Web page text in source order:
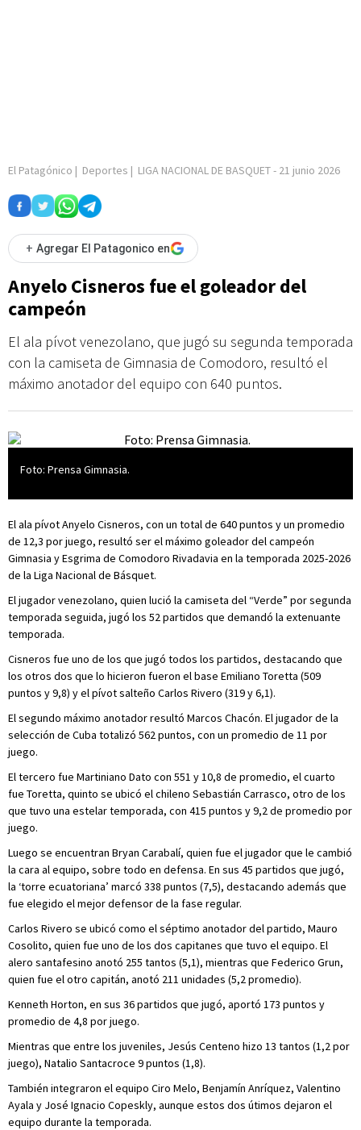
El Patagónico | Deportes | LIGA NACIONAL DE BASQUET- 21 junio 2026
+ Agregar El Patagonico en
Anyelo Cisneros fue el goleador del
campeón
El ala pívot venezolano, que jugó su segunda temporada
con la camiseta de Gimnasia de Comodoro, resultó el
máximo anotador del equipo con 640 puntos.
Foto: Prensa Gimnasia.
El ala pívot Anyelo Cisneros, con un total de 640 puntos y un promedio
de 12,3 por juego, resultó ser el máximo goleador del campeón
Gimnasia y Esgrima de Comodoro Rivadavia en la temporada 2025-2026
de la Liga Nacional de Básquet.
El jugador venezolano, quien lució la camiseta del “Verde” por segunda
temporada seguida, jugó los 52 partidos que demandó la extenuante
temporada.
Cisneros fue uno de los que jugó todos los partidos, destacando que
los otros dos que lo hicieron fueron el base Emiliano Toretta (509
puntos y 9,8) y el pívot salteño Carlos Rivero (319 y 6,1).
El segundo máximo anotador resultó Marcos Chacón. El jugador de la
selección de Cuba totalizó 562 puntos, con un promedio de 11 por
juego.
El tercero fue Martiniano Dato con 551 y 10,8 de promedio, el cuarto
fue Toretta, quinto se ubicó el chileno Sebastián Carrasco, otro de los
que tuvo una estelar temporada, con 415 puntos y 9,2 de promedio por
juego.
Luego se encuentran Bryan Carabalí, quien fue el jugador que le cambió
la cara al equipo, sobre todo en defensa. En sus 45 partidos que jugó,
la ‘torre ecuatoriana’ marcó 338 puntos (7,5), destacando además que
fue elegido el mejor defensor de la fase regular.
Carlos Rivero se ubicó como el séptimo anotador del partido, Mauro
Cosolito, quien fue uno de los dos capitanes que tuvo el equipo. El
alero santafesino anotó 255 tantos (5,1), mientras que Federico Grun,
quien fue el otro capitán, anotó 211 unidades (5,2 promedio).
Kenneth Horton, en sus 36 partidos que jugó, aportó 173 puntos y
promedio de 4,8 por juego.
Mientras que entre los juveniles, Jesús Centeno hizo 13 tantos (1,2 por
juego), Natalio Santacroce 9 puntos (1,8).
También integraron el equipo Ciro Melo, Benjamín Anríquez, Valentino
Ayala y José Ignacio Copeskly, aunque estos dos útimos dejaron el
equipo durante la temporada.